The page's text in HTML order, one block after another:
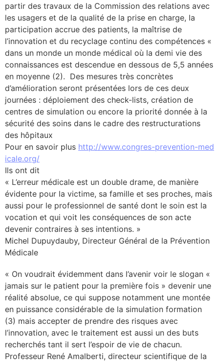
l’éditeur
un CHU
partir des travaux de la Commission des relations avec
les usagers et de la qualité de la prise en charge, la
participation accrue des patients, la maîtrise de
l’innovation et du recyclage continu des compétences «
dans un monde un monde médical où la demi vie des
connaissances est descendue en dessous de 5,5 années
en moyenne (2). Des mesures très concrètes
d’amélioration seront présentées lors de ces deux
journées : déploiement des check-lists, création de
centres de simulation ou encore la priorité donnée à la
sécurité des soins dans le cadre des restructurations
des hôpitaux
Pour en savoir plus http://www.congres-prevention-med
icale.org/
Ils ont dit
« L’erreur médicale est un double drame, de manière
évidente pour la victime, sa famille et ses proches, mais
aussi pour le professionnel de santé dont le soin est la
vocation et qui voit les conséquences de son acte
devenir contraires à ses intentions. »
Michel Dupuydauby, Directeur Général de la Prévention
Médicale
« On voudrait évidemment dans l’avenir voir le slogan «
jamais sur le patient pour la première fois » devenir une
réalité absolue, ce qui suppose notamment une montée
en puissance considérable de la simulation formation
(3) mais accepter de prendre des risques avec
l’innovation, avec le traitement est aussi un des buts
recherchés tant il sert l’espoir de vie de chacun.
Professeur René Amalberti, directeur scientifique de la